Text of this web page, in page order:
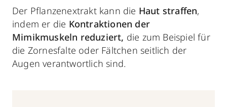
Der Pflanzenextrakt kann die Haut straffen,
indem er die Kontraktionen der
Mimikmuskeln reduziert, die zum Beispiel für
die Zornesfalte oder Fältchen seitlich der
Augen verantwortlich sind.